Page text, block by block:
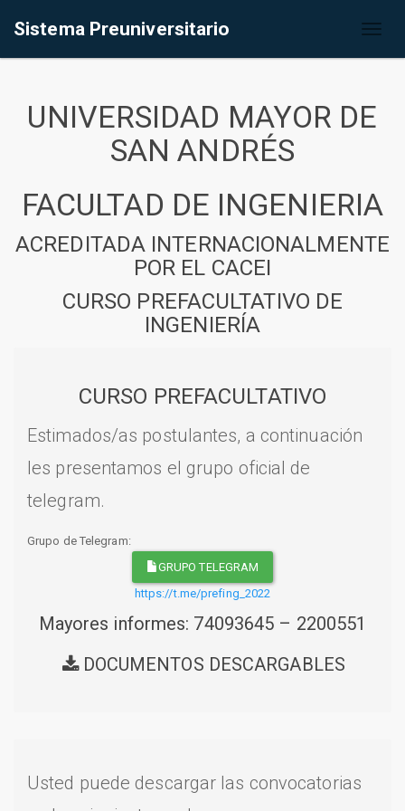
Sistema Preuniversitario
UNIVERSIDAD MAYOR DE
SAN ANDRÉS
FACULTAD DE INGENIERIA
ACREDITADA INTERNACIONALMENTE
POR EL CACEI
CURSO PREFACULTATIVO DE
INGENIERÍA
CURSO PREFACULTATIVO
Estimados/as postulantes, a continuación
les presentamos el grupo oficial de
telegram.
Grupo de Telegram:
GRUPO TELEGRAM
https://t.me/prefing_2022
Mayores informes: 74093645 – 2200551
DOCUMENTOS DESCARGABLES
Usted puede descargar las convocatorias